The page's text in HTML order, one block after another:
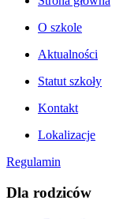
O szkole
Aktualności
Statut szkoły
Kontakt
Lokalizacje
Regulamin
Dla rodziców